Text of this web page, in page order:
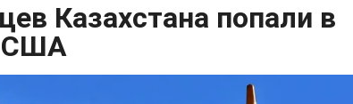
Казахстана попали в
США